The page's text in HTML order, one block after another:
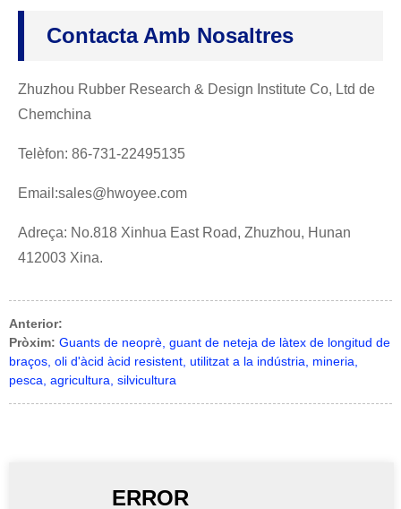
Contacta Amb Nosaltres
Zhuzhou Rubber Research & Design Institute Co, Ltd de
Chemchina
Telèfon: 86-731-22495135
Email:sales@hwoyee.com
Adreça: No.818 Xinhua East Road, Zhuzhou, Hunan
412003 Xina.
Anterior:
Pròxim: Guants de neoprè, guant de neteja de làtex de longitud de
braços, oli d'àcid àcid resistent, utilitzat a la indústria, mineria,
pesca, agricultura, silvicultura